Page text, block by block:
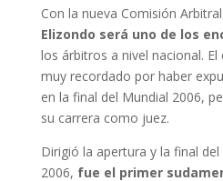
Con la nueva Comisión
Elizondo será uno de los
los árbitros a nivel nacional.
muy recordado por haber
en la final del Mundial 2006,
su carrera como juez.
Dirigió la apertura y la final
2006, fue el primer